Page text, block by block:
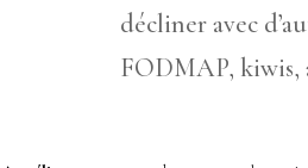
décliner avec
FODMAP, kiwis,